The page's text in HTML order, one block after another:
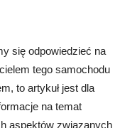
się odpowiedzieć na
tego samochodu
to artykuł jest dla
na temat
aspektów związanych